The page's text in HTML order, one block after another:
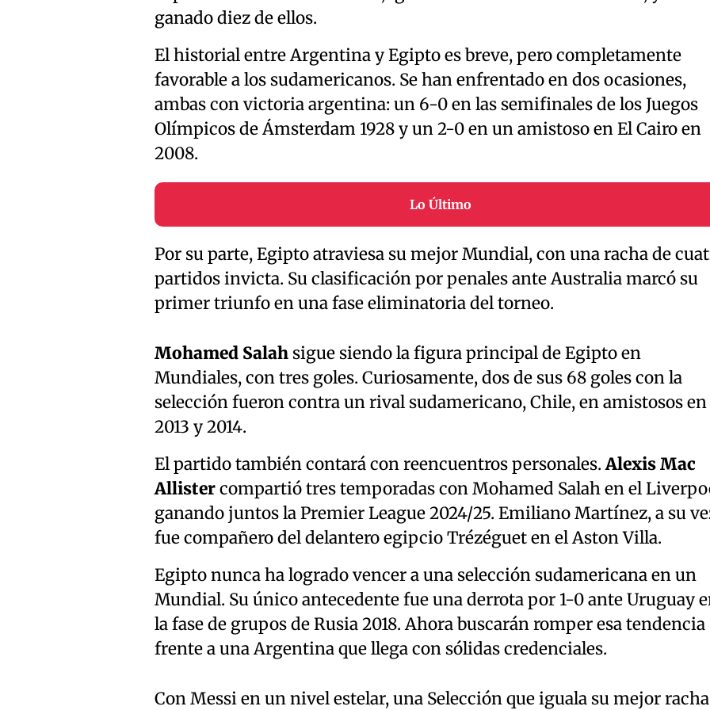
ganado diez de ellos.
El historial entre Argentina y Egipto es breve, pero completamente
favorable a los sudamericanos. Se han enfrentado en dos ocasiones,
ambas con victoria argentina: un 6-0 en las semifinales de los Juegos
Olímpicos de Ámsterdam 1928 y un 2-0 en un amistoso en El Cairo en
2008.
Lo Último
Por su parte, Egipto atraviesa su mejor Mundial, con una racha de
partidos invicta. Su clasificación por penales ante Australia marcó su
primer triunfo en una fase eliminatoria del torneo.
Mohamed Salahsigue siendo la figura principal de Egipto en
Mundiales, con tres goles. Curiosamente, dos de sus 68 goles con la
selección fueron contra un rival sudamericano, Chile, en amistosos en
2013 y 2014.
El partido también contará con reencuentros personales.Alexis Mac
Allistercompartió tres temporadas con Mohamed Salah en el
ganando juntos la Premier League 2024/25. Emiliano Martínez, a su
fue compañero del delantero egipcio Trézéguet en el Aston Villa.
Egipto nunca ha logrado vencer a una selección sudamericana en un
Mundial. Su único antecedente fue una derrota por 1-0 ante Uruguay
la fase de grupos de Rusia 2018. Ahora buscarán romper esa tendencia
frente a una Argentina que llega con sólidas credenciales.
Con Messi en un nivel estelar, una Selección que iguala su mejor racha